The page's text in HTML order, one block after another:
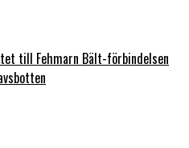
till Fehmarn Bält-förbindelsen